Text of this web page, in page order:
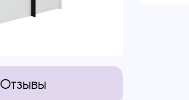
Отзывы